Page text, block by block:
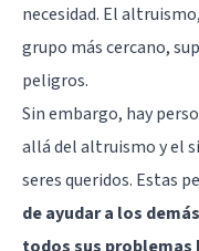
necesidad. El
grupo más cercano,
peligros.
Sin embargo, hay
allá del altruismo y el
seres queridos. Estas
de ayudar a los